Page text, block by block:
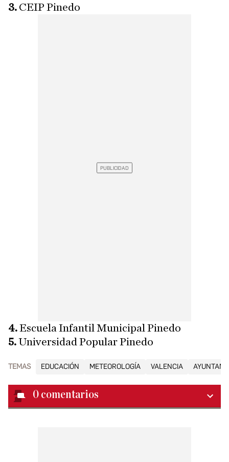
3. CEIP Pinedo
4.Escuela Infantil Municipal Pinedo
5.Universidad Popular Pinedo
TEMAS EDUCACIÓN METEOROLOGÍA VALENCIA
0 comentarios